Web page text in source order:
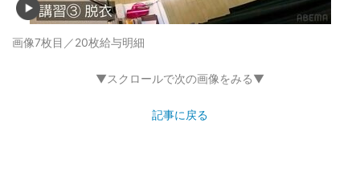
画像7枚目／20枚給与明細
▼スクロールで次の画像をみる▼
記事に戻る